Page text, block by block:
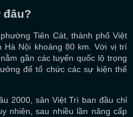
đâu?
Tiên Cát, thành phố Việt
Hà Nội khoảng 80 km. Với vị trí
gần các tuyến quốc lộ trọng
để tổ chức các sự kiện thể
2000, sân Việt Trì ban đầu chỉ
nhiên, sau nhiều lần nâng cấp